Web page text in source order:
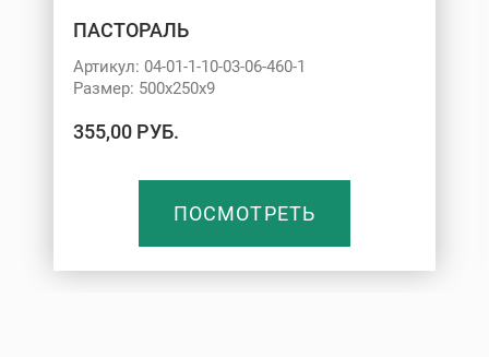
ПАСТОРАЛЬ
Артикул: 04-01-1-10-03-06-460-1
Размер: 500х250х9
355,00 РУБ.
ПОСМОТРЕТЬ